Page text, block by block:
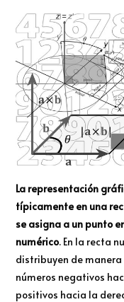
La representación
típicamente en una
se asigna a un punto
numérico. En la recta
distribuyen de
números negativos
positivos hacia la